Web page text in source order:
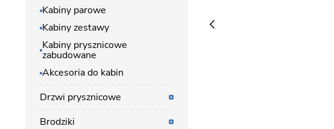
Kabiny parowe
Kabiny zestawy
Kabiny prysznicowe
zabudowane
Akcesoria do kabin
Drzwi prysznicowe
Brodziki